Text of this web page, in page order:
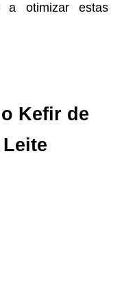
a otimizar estas
Kefir de